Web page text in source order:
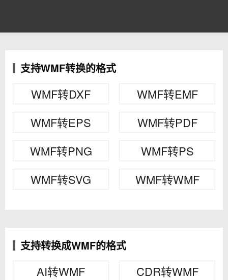
支持WMF转换的格式
WMF转DXF
WMF转EMF
WMF转EPS
WMF转PDF
WMF转PNG
WMF转PS
WMF转SVG
WMF转WMF
支持转换成WMF的格式
AI转WMF
CDR转WMF